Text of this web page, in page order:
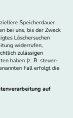
Speicherdauer
bei uns, bis der Zweck
Löschersuchen
widerrufen,
zulässigen
haben (z. B. steuer-
Fall erfolgt die
auf